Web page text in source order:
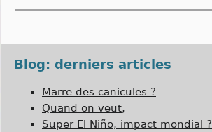
Blog: derniers articles
Marre des canicules ?
Quand on veut,
Super El Niño, impact mondial ?